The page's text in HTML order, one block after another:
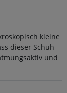
kleine
dieser Schuh
und